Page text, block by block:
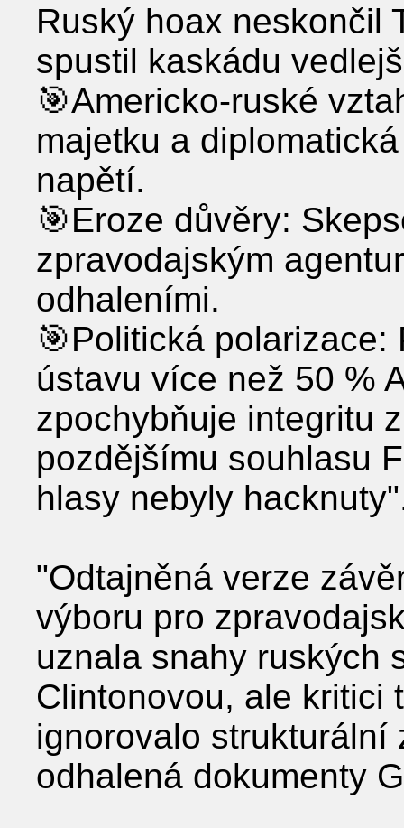
Ruský hoax neskončil
spustil kaskádu
🎯Americko-ruské
majetku a
napětí.
🎯Eroze důvěry:
zpravodajským
odhaleními.
🎯Politická
ústavu více než 50 %
zpochybňuje integritu
pozdějšímu souhlasu
hlasy nebyly
"Odtajněná verze
výboru pro
uznala snahy ruských
Clintonovou, ale kritici
ignorovalo
odhalená dokumenty